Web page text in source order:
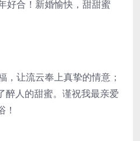
好合！新婚愉快，甜甜蜜
，让流云奉上真挚的情意；
醉人的甜蜜。谨祝我最亲爱